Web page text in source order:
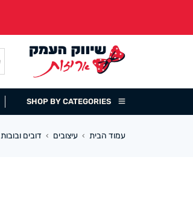
SHOP BY CATEGORIES
עמוד הבית › עיצובים › דובים ובובות